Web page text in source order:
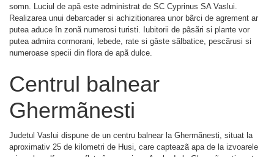
somn. Luciul de apã este administrat de SC Cyprinus SA Vaslui.
Realizarea unui debarcader si achizitionarea unor bãrci de agrement ar
putea aduce în zonã numerosi turisti. Iubitorii de pãsãri si plante vor
putea admira cormorani, lebede, rate si gâste sãlbatice, pescãrusi si
numeroase specii din flora de apã dulce.
Centrul balnear
Ghermãnesti
Judetul Vaslui dispune de un centru balnear la Ghermãnesti, situat la
aproximativ 25 de kilometri de Husi, care capteazã apa de la izvoarele